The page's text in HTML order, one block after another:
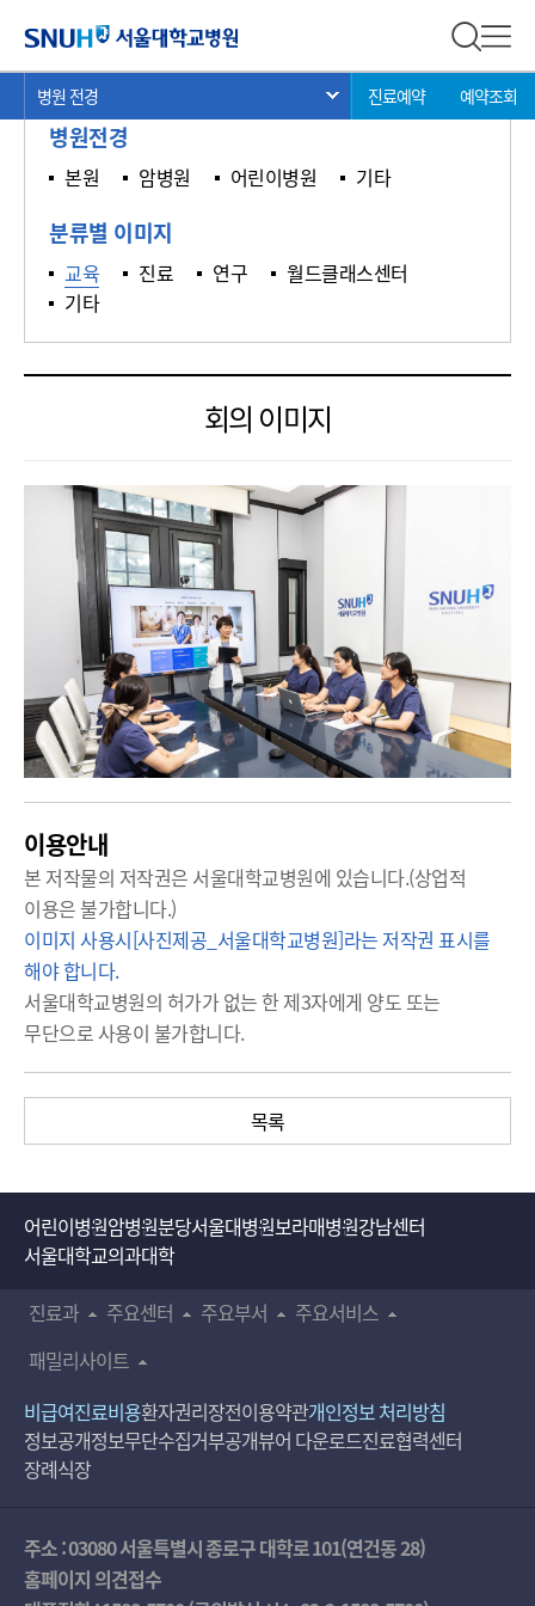
전체 검
현
재
병원 전경 서브 메뉴 목록 열기
진료예약 예약조회
갤러리
병원전경
본원 암병원 어린이병원 기타
분류별 이미지
교육 진료 연구
월드클래스센터
기타
회의 이미지
이용안내
본 저작물의 저작권은 서울대학교병원에 있습니다.(상업적
이용은 불가합니다.)
이미지 사용시[사진제공_서울대학교병원]라는 저작권 표시를
해야 합니다.
서울대학교병원의 허가가 없는 한 제3자에게 양도 또는
무단으로 사용이 불가합니다.
목록
어린이병원암병원분당서울대병원보라매병원강남센터
서울대학교의과대학
진료과
주요센터 주요부서
주요서비스
패밀리사이트
비급여진료비용환자권리장전이용약관개인정보 처리방침
정보공개정보무단수집거부공개뷰어 다운로드진료협력센터
장례식장
주소 : 03080 서울특별시 종로구 대학로 101(연건동 28)
홈페이지 의견접수